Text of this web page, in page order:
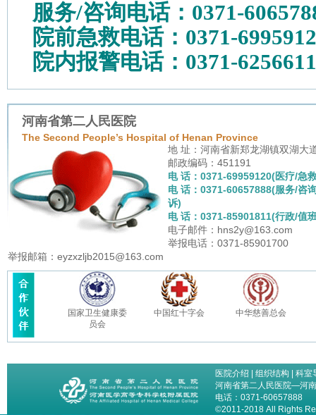
服务/咨询电话：0371-
院前急救电话： 0371-
院内报警电话： 0371-
河南省第二人民医院
The Second People’s Hospital of Henan Province
地 址：河南省新郑龙湖镇双湖大
邮政编码：451191
电 话：0371-69959120(医疗/急
电 话：0371-60657888(服务/咨
诉)
电 话：0371-85901811(行政/值
电子邮件：hns2y@163.com
举报电话：0371-85901700
举报邮箱：eyzxzljb2015@163.com
国家卫生健康委
员会
中国红十字会 中华慈善总会
医院介绍 组织结构
科室
河南省第二人民医院—河
电话：0371-60657888
©2011-2018 All Rights